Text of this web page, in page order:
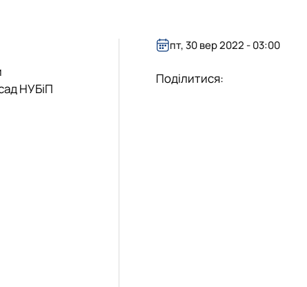
НУБіП
пт, 30 вер 2022 - 03:00
Поділитися: